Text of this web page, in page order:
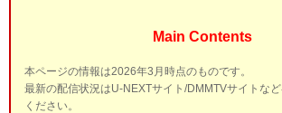
Main Contents
本ページの情報は2026年3月時点のものです。
最新の配信状況はU-NEXTサイト/DMMTVサイトな
ください。